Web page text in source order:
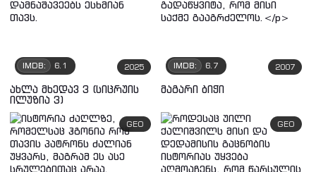
2025
IMDB: 6.1
ახლა მხედავ 3 (სიცრუის
ილუზია 3)
2007
IMDB: 6.7
მაგარი ბიჭი
GEO GEO